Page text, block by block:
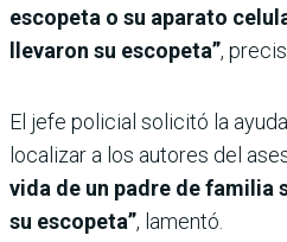
escopeta o su aparato
llevaron su escopeta”,
El jefe policial solicitó la
localizar a los autores del
vida de un padre de familia
su escopeta”, lamentó.